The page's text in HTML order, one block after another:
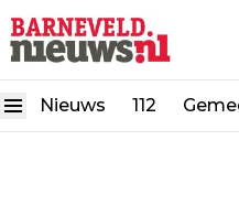
Nieuws 112